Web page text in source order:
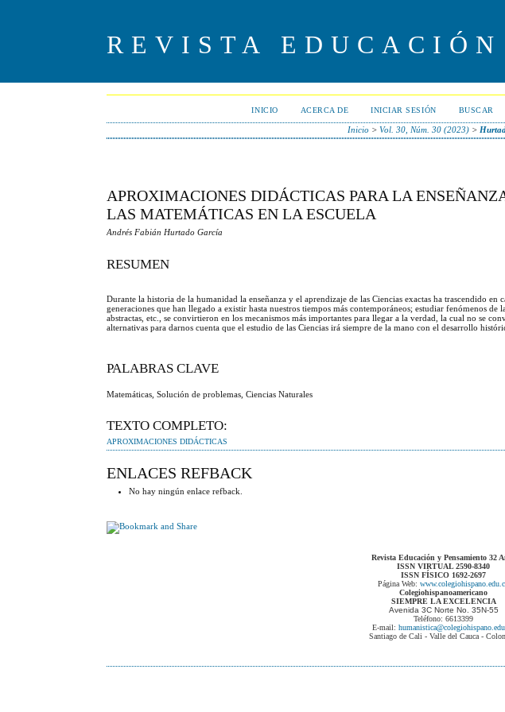
REVISTA
INICIO ACERCA DE INICIAR SESIÓN BUSCAR
Inicio >Vol. 30, Núm. 30 (2023) >
APROXIMACIONES DIDÁCTICAS PARA LA
LAS MATEMÁTICAS EN LA ESCUELA
Andrés Fabián Hurtado García
RESUMEN
Durante la historia de la humanidad la enseñanza y el aprendizaje de las Ciencias exactas ha trascendido
generaciones que han llegado a existir hasta nuestros tiempos más contemporáneos; estudiar fenómenos
abstractas, etc., se convirtieron en los mecanismos más importantes para llegar a la verdad, la cual no se
alternativas para darnos cuenta que el estudio de las Ciencias irá siempre de la mano con el desarrollo
PALABRAS CLAVE
Matemáticas, Solución de problemas, Ciencias Naturales
TEXTO COMPLETO:
APROXIMACIONES DIDÁCTICAS
ENLACES REFBACK
No hay ningún enlace refback.
Revista Educación y Pensamiento 32
ISSN VIRTUAL 2590-8340
ISSN FÍSICO 1692-2697
Página Web:
Colegiohispanoamericano
SIEMPRE LA EXCELENCIA
Avenida 3C Norte No. 35N-55
Teléfono: 6613399
E-mail:
Santiago de Cali - Valle del Cauca -